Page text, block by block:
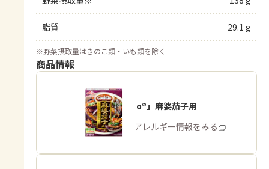
脂質 29.1 g
※野菜摂取量はきのこ類・いも類を除く
商品情報
「Cook Do®」麻婆茄子用
商品・アレルギー情報をみる